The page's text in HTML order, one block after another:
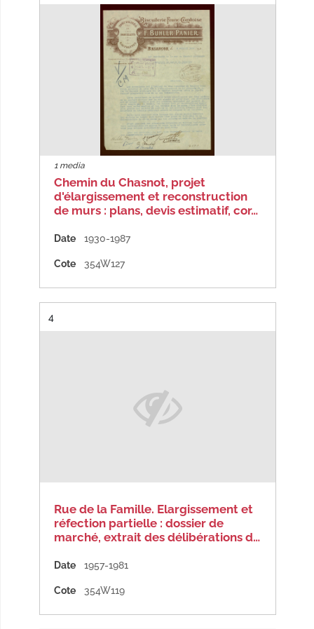
1 media
Chemin du Chasnot, projet
d'élargissement et reconstruction
de murs : plans, devis estimatif, cor…
Date 1930-1987
Cote 354W127
Résultat n°
4
Rue de la Famille. Elargissement et
réfection partielle : dossier de
marché, extrait des délibérations d…
Date 1957-1981
Cote 354W119